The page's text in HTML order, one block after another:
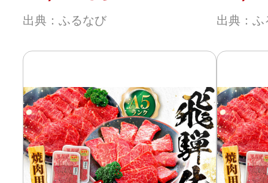
よくあるご質問
問い合わせ
ゃぶしゃぶ しゃぶしゃ
ぶ牛 赤身 すき焼き すき
き用 すき焼き用牛肉 赤
身
出典：ふるなび
ゃぶ
ぶ牛
き用
出典：ふ